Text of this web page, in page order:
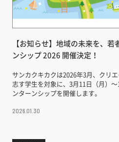
【お知らせ】地域の未来を、
ンシップ 2026 開催決定！
サンカクキカクは2026年3月、クリ
志す学生を対象に、3月11日（月）
ンターンシップを開催します。
2026.01.30